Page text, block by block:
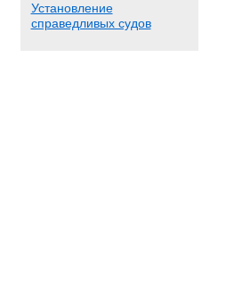
Установление
справедливых судов